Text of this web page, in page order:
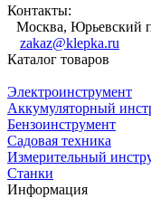
Контакты:
Москва, Юрьевский
zakaz@klepka.ru
Каталог товаров
Электроинструмент
Аккумуляторный
Бензоинструмент
Садовая техника
Измерительный
Станки
Информация